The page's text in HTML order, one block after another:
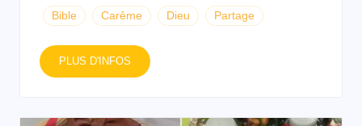
Bible Carême Dieu Partage
PLUS D'INFOS